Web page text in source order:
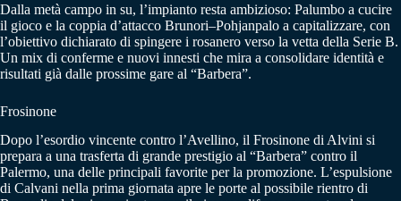
Dalla metà campo in su, l’impianto resta ambizioso: Palumbo a cucire
il gioco e la coppia d’attacco Brunori–Pohjanpalo a capitalizzare, con
l’obiettivo dichiarato di spingere i rosanero verso la vetta della Serie B.
Un mix di conferme e nuovi innesti che mira a consolidare identità e
risultati già dalle prossime gare al “Barbera”.
Frosinone
Dopo l’esordio vincente contro l’Avellino, il Frosinone di Alvini si
prepara a una trasferta di grande prestigio al “Barbera” contro il
Palermo, una delle principali favorite per la promozione. L’espulsione
di Calvani nella prima giornata apre le porte al possibile rientro di